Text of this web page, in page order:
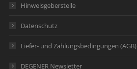
Hinweisgeberstelle
Datenschutz
Liefer- und Zahlungsbedingungen (AGB)
DEGENER Newsletter